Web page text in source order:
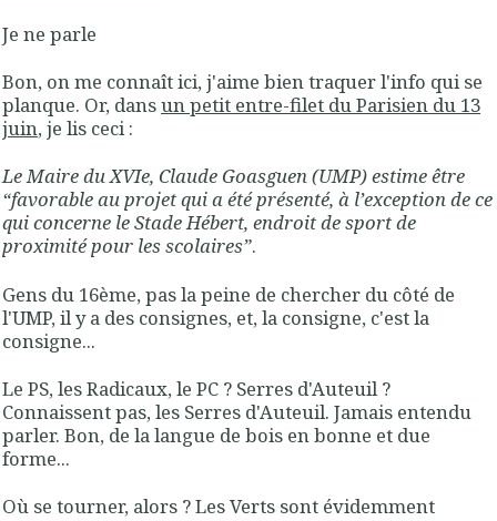
Je ne parle
Bon, on me connaît ici, j'aime bien traquer l'info qui se
planque. Or, dansun petit entre-filet du Parisien du 13
juin, je lis ceci :
Le Maire du XVIe, Claude Goasguen (UMP) estime être
“favorable au projet qui a été présenté, à l’exception de ce
qui concerne le Stade Hébert, endroit de sport de
proximité pour les scolaires”.
Gens du 16ème, pas la peine de chercher du côté de
l'UMP, il y a des consignes, et, la consigne, c'est la
consigne...
Le PS, les Radicaux, le PC ? Serres d'Auteuil ?
Connaissent pas, les Serres d'Auteuil. Jamais entendu
parler. Bon, de la langue de bois en bonne et due
forme...
Où se tourner, alors ? Les Verts sont évidemment